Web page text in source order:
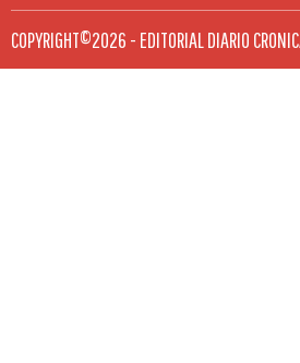
COPYRIGHT©2026 - EDITORIAL DIARIO